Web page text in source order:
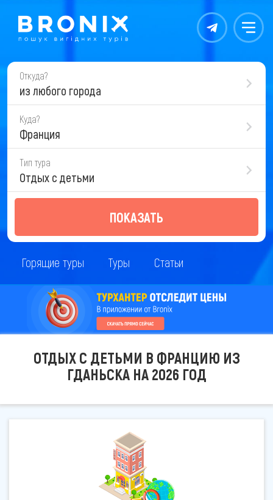
Контакты Меню
Откуда?
из любого города
Куда?
Франция
Тип тура
Отдых с детьми
ПОКАЗАТЬ
Горящие туры Туры Статьи
ОТДЫХ С ДЕТЬМИ В ФРАНЦИЮ ИЗ
ГДАНЬСКА НА 2026 ГОД